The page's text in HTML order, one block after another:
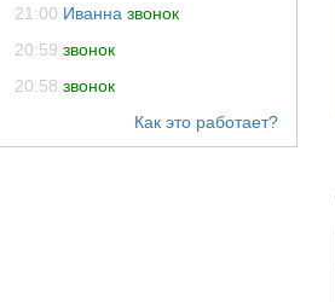
21:00 Иванна звонок
20:59 звонок
20:58 звонок